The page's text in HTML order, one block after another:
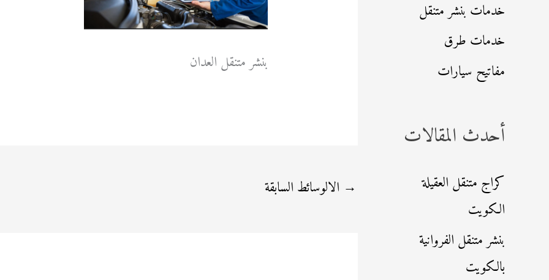
خدمات بنشر متنقل
خدمات طرق
مفاتيح سيارات
أحدث المقالات
كراج متنقل العقيلة
الكويت
بنشر متنقل الفروانية
بالكويت
بنشر متنقل العدان
→ الالوسائط السابقة